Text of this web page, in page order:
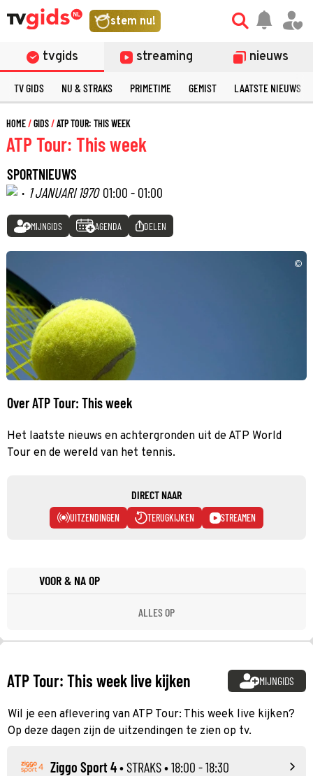
stem nu!
tvgids streaming nieuws
TV GIDS NU & STRAKS PRIMETIME GEMIST LAATSTE NIEUWS
HOME GIDS ATP TOUR: THIS WEEK
ATP Tour: This week
SPORTNIEUWS
· 1 JANUARI 1970 01:00 - 01:00
MIJNGIDS AGENDA DELEN
©
Over ATP Tour: This week
Het laatste nieuws en achtergronden uit de ATP World
Tour en de wereld van het tennis.
DIRECT NAAR
UITZENDINGEN TERUGKIJKEN STREAMEN
VOOR & NA OP
ALLES OP
ATP Tour: This week live kijken MIJNGIDS
Wil je een aflevering van ATP Tour: This week live kijken?
Op deze dagen zijn de uitzendingen te zien op tv.
Ziggo Sport 4•STRAKS• 18:00 - 18:30